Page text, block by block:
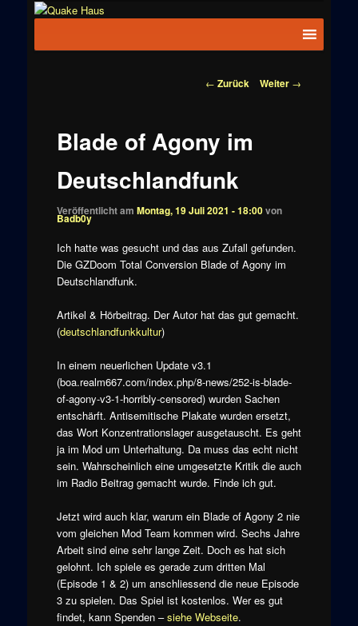
News zu
Beitragsnavigation
← Zurück Weiter →
Blade of Agony im
Deutschlandfunk
Veröffentlicht am Montag, 19 Juli 2021 - 18:00von
Badb0y
Ich hatte was gesucht und das aus Zufall gefunden.
Die GZDoom Total Conversion Blade of Agony im
Deutschlandfunk.
Artikel & Hörbeitrag. Der Autor hat das gut gemacht.
(deutschlandfunkkultur)
In einem neuerlichen Update v3.1
(boa.realm667.com/index.php/8-news/252-is-blade-
of-agony-v3-1-horribly-censored) wurden Sachen
entschärft. Antisemitische Plakate wurden ersetzt,
das Wort Konzentrationslager ausgetauscht. Es geht
ja im Mod um Unterhaltung. Da muss das echt nicht
sein. Wahrscheinlich eine umgesetzte Kritik die auch
im Radio Beitrag gemacht wurde. Finde ich gut.
Jetzt wird auch klar, warum ein Blade of Agony 2 nie
vom gleichen Mod Team kommen wird. Sechs Jahre
Arbeit sind eine sehr lange Zeit. Doch es hat sich
gelohnt. Ich spiele es gerade zum dritten Mal
(Episode 1 & 2) um anschliessend die neue Episode
3 zu spielen. Das Spiel ist kostenlos. Wer es gut
findet, kann Spenden –siehe Webseite.